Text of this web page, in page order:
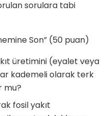
sorulara tabi
Son” (50 puan)
üretimini (eyalet veya
kademeli olarak terk
mu?
fosil yakıt